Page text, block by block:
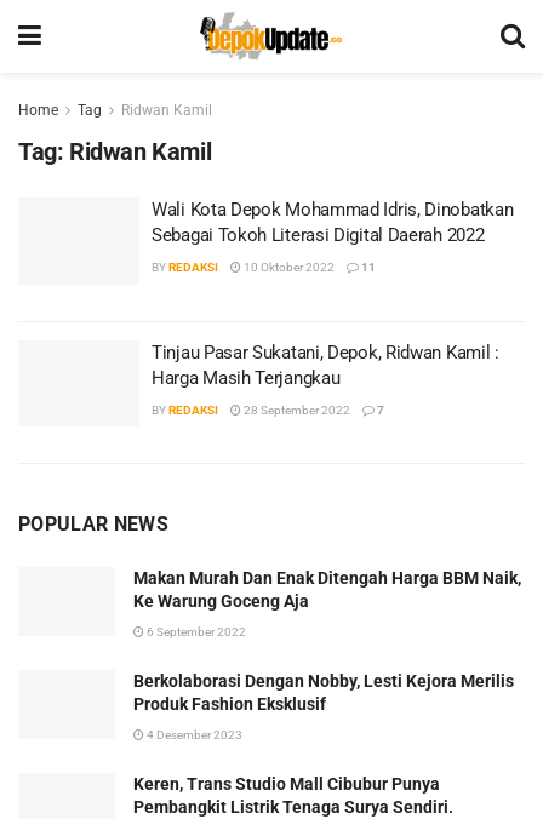
Home Tag Ridwan Kamil
Tag: Ridwan Kamil
Wali Kota Depok Mohammad Idris, Dinobatkan
Sebagai Tokoh Literasi Digital Daerah 2022
BYREDAKSI 10 Oktober 2022 11
Tinjau Pasar Sukatani, Depok, Ridwan Kamil :
Harga Masih Terjangkau
BYREDAKSI 28 September 2022 7
POPULAR NEWS
Makan Murah Dan Enak Ditengah Harga BBM Naik,
Ke Warung Goceng Aja
6 September 2022
Berkolaborasi Dengan Nobby, Lesti Kejora Merilis
Produk Fashion Eksklusif
4 Desember 2023
Keren, Trans Studio Mall Cibubur Punya
Pembangkit Listrik Tenaga Surya Sendiri.